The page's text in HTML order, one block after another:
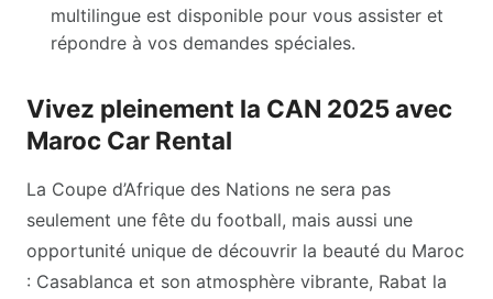
multilingue est disponible pour vous assister et
répondre à vos demandes spéciales.
Vivez pleinement la CAN 2025 avec
Maroc Car Rental
La Coupe d’Afrique des Nations ne sera pas
seulement une fête du football, mais aussi une
opportunité unique de découvrir la beauté du Maroc
: Casablanca et son atmosphère vibrante, Rabat la